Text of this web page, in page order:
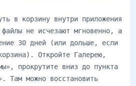
в корзину внутри приложения
не исчезают мгновенно, а
30 дней (или дольше, если
Откройте Галерею,
прокрутите вниз до пункта
Там можно восстановить